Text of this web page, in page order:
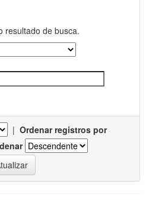
resultado de busca.
| Ordenar registros por